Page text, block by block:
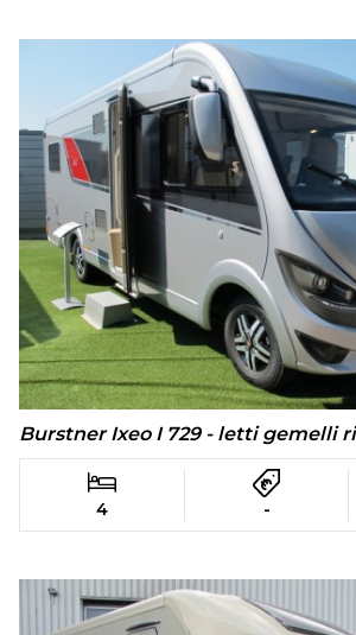
Burstner Ixeo I 729 - letti gemelli
4 -